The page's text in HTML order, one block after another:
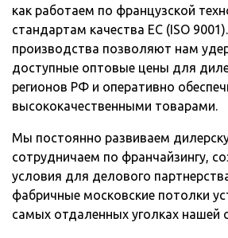
как работаем по французской
стандартам качества ЕС (ISO
производства позволяют нам
доступные оптовые цены для
регионов РФ и оперативно
высококачественными товарами.
Мы постоянно развиваем
сотрудничаем по франчайзингу,
условия для делового
фабричные московские потолки
самых отдаленных уголках нашей